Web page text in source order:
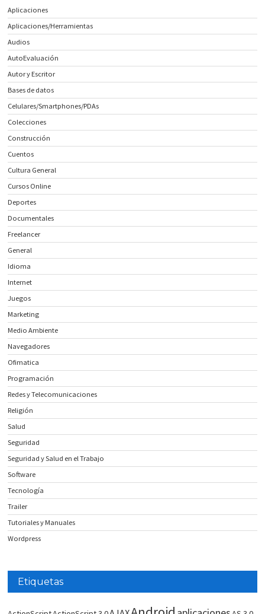
Aplicaciones
Aplicaciones/Herramientas
Audios
AutoEvaluación
Autor y Escritor
Bases de datos
Celulares/Smartphones/PDAs
Colecciones
Construcción
Cuentos
Cultura General
Cursos Online
Deportes
Documentales
Freelancer
General
Idioma
Internet
Juegos
Marketing
Medio Ambiente
Navegadores
Ofimatica
Programación
Redes y Telecomunicaciones
Religión
Salud
Seguridad
Seguridad y Salud en el Trabajo
Software
Tecnología
Trailer
Tutoriales y Manuales
Wordpress
Etiquetas